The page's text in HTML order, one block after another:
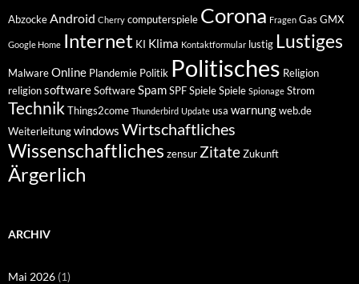
AbzockeAndroid Cherry computerspiele Corona Fragen Gas GMX
Google Home Internet KI Klima Kontaktformular lustig Lustiges
MalwareOnline Plandemie Politik Politisches Religion
religionsoftwareSoftwareSpamSPFSpieleSpiele Spionage Strom
TechnikThings2come Thunderbird Update usa warnungweb.de
Weiterleitungwindows Wirtschaftliches
Wissenschaftliches zensur ZitateZukunft
Ärgerlich
ARCHIV
Mai 2026 (1)